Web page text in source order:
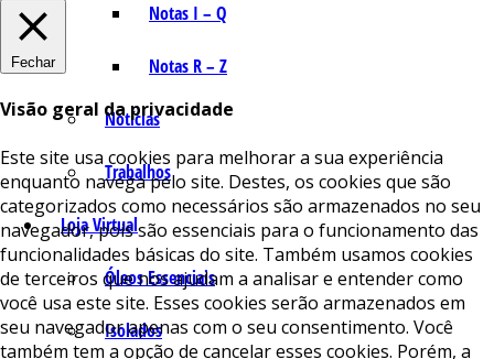
Notas I – Q
Notas R – Z
Notícias
Trabalhos
Loja Virtual
Óleos Essenciais
Isolados
Fechar
Visão geral da privacidade
Este site usa cookies para melhorar a sua experiência
enquanto navega pelo site. Destes, os cookies que são
categorizados como necessários são armazenados no seu
navegador, pois são essenciais para o funcionamento das
funcionalidades básicas do site. Também usamos cookies
de terceiros que nos ajudam a analisar e entender como
você usa este site. Esses cookies serão armazenados em
seu navegador apenas com o seu consentimento. Você
também tem a opção de cancelar esses cookies. Porém, a